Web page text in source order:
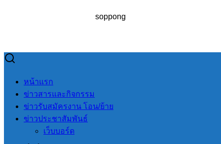
soppong
Skip
contentหน้าแรก
ข่าวสารและกิจกรรม
ข่าวรับสมัครงาน โอน/ย้าย
ข่าวประชาสัมพันธ์
เว็บบอร์ด